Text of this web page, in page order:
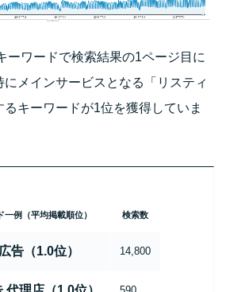
ーワードで検索結果の1ページ目に
メインサービスとなる「リスティ
キーワードが1位を獲得していま
一例（平均掲載順位） 検索数
告（1.0位） 14,800